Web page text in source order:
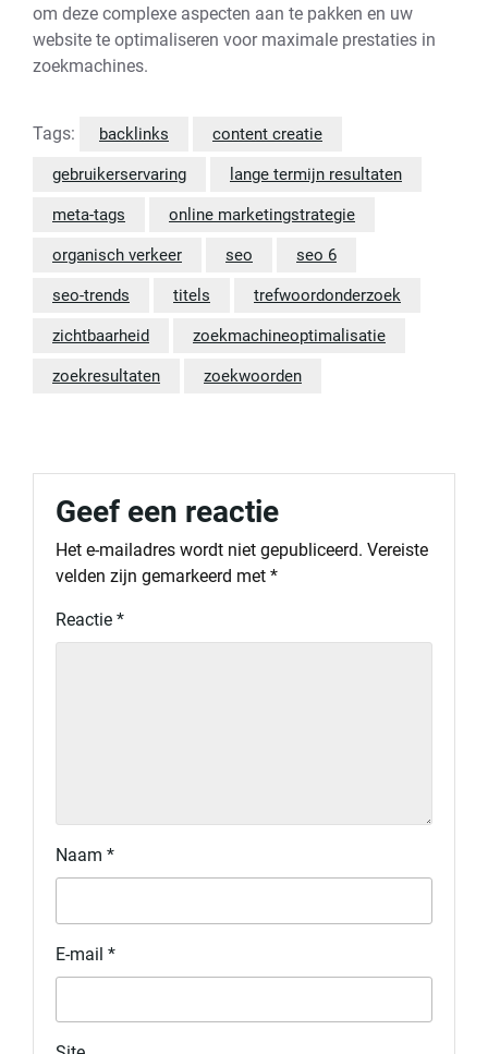
om deze complexe aspecten aan te pakken en uw
website te optimaliseren voor maximale prestaties in
zoekmachines.
Tags: backlinks content creatie
gebruikerservaring lange termijn resultaten
meta-tags online marketingstrategie
organisch verkeer seo seo 6
seo-trends titels trefwoordonderzoek
zichtbaarheid zoekmachineoptimalisatie
zoekresultaten zoekwoorden
Geef een reactie
Het e-mailadres wordt niet gepubliceerd. Vereiste
velden zijn gemarkeerd met *
Reactie *
Naam *
E-mail *